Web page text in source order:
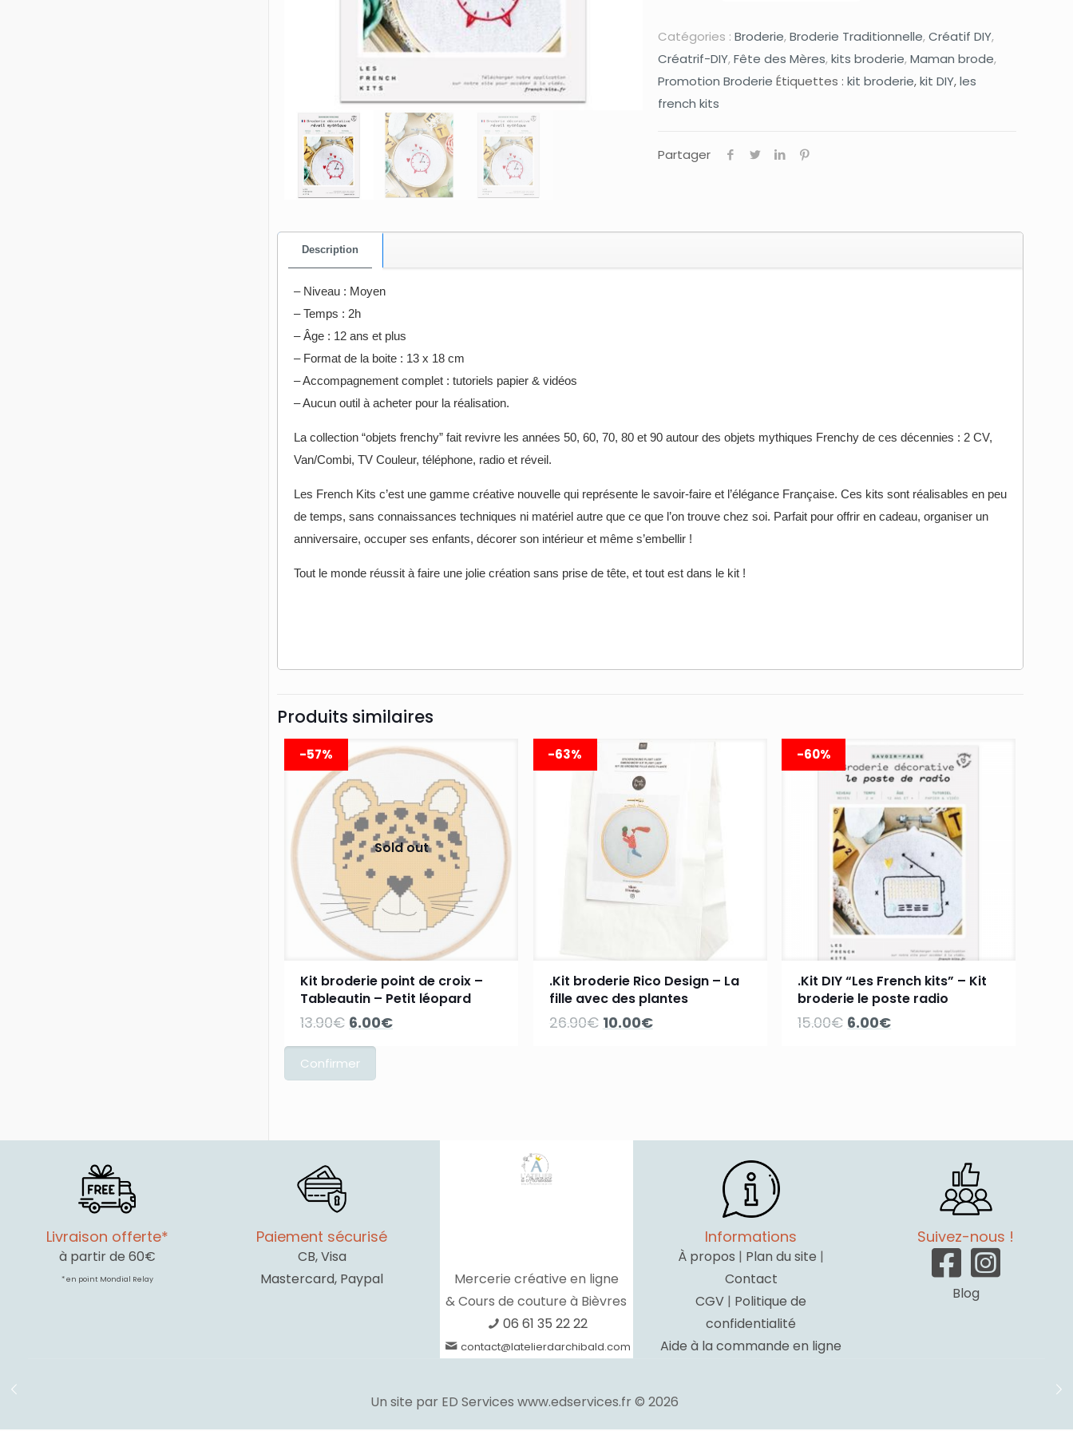
Catégories : Broderie,Broderie Traditionnelle,Créatif DIY,
Créatrif-DIY,Fête des Mères,kits broderie,Maman brode,
Promotion Broderie Étiquettes : kit broderie,kit DIY,les
french kits
Partager
Description
– Niveau : Moyen
– Temps : 2h
– Âge : 12 ans et plus
– Format de la boite : 13 x 18 cm
– Accompagnement complet : tutoriels papier & vidéos
– Aucun outil à acheter pour la réalisation.
La collection “objets frenchy” fait revivre les années 50, 60, 70, 80 et 90 autour des objets mythiques Frenchy de ces décennies : 2 CV,
Van/Combi, TV Couleur, téléphone, radio et réveil.
Les French Kits c’est une gamme créative nouvelle qui représente le savoir-faire et l’élégance Française. Ces kits sont réalisables en peu
de temps, sans connaissances techniques ni matériel autre que ce que l’on trouve chez soi. Parfait pour offrir en cadeau, organiser un
anniversaire, occuper ses enfants, décorer son intérieur et même s’embellir !
Tout le monde réussit à faire une jolie création sans prise de tête, et tout est dans le kit !
Produits similaires
-57%
Sold out
Kit broderie point de croix –
Tableautin – Petit léopard
13.90€ Le
prix
initial
6.00€Le
-63%
.Kit broderie Rico Design – La
fille avec des plantes
26.90€ Le
10.00€Le
-60%
.Kit DIY “Les French kits” – Kit
broderie le poste radio
15.00€ Le
6.00€Le
Livraison offerte*
à partir de 60€
* en point Mondial Relay
Paiement sécurisé
CB, Visa
Mastercard, Paypal
Mercerie créative en ligne
& Cours de couture à Bièvres
06 61 35 22 22
contact@latelierdarchibald.com
Informations
À propos | Plan du site |
Contact
CGV | Politique de
confidentialité
Aide à la commande en ligne
Suivez-nous !
Blog
Un site par ED Services www.edservices.fr © 2026